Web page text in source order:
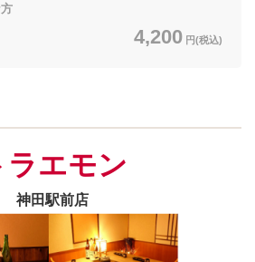
4,200 円(税込)
ラエモン
神田駅前店